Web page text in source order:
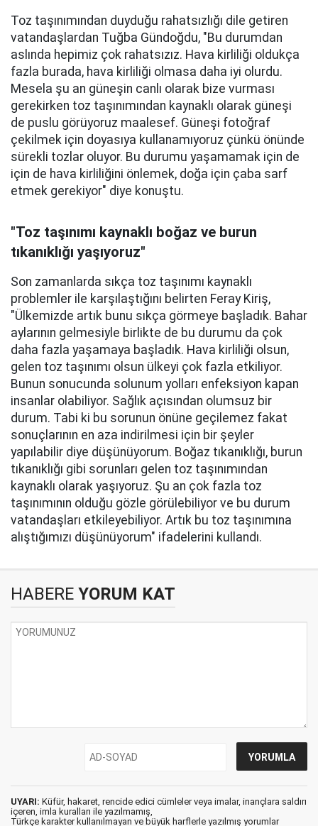
Toz taşınımından duyduğu rahatsızlığı dile getiren
vatandaşlardan Tuğba Gündoğdu, "Bu durumdan
aslında hepimiz çok rahatsızız. Hava kirliliği oldukça
fazla burada, hava kirliliği olmasa daha iyi olurdu.
Mesela şu an güneşin canlı olarak bize vurması
gerekirken toz taşınımından kaynaklı olarak güneşi
de puslu görüyoruz maalesef. Güneşi fotoğraf
çekilmek için doyasıya kullanamıyoruz çünkü önünde
sürekli tozlar oluyor. Bu durumu yaşamamak için de
için de hava kirliliğini önlemek, doğa için çaba sarf
etmek gerekiyor" diye konuştu.
"Toz taşınımı kaynaklı boğaz ve burun
tıkanıklığı yaşıyoruz"
Son zamanlarda sıkça toz taşınımı kaynaklı
problemler ile karşılaştığını belirten Feray Kiriş,
"Ülkemizde artık bunu sıkça görmeye başladık. Bahar
aylarının gelmesiyle birlikte de bu durumu da çok
daha fazla yaşamaya başladık. Hava kirliliği olsun,
gelen toz taşınımı olsun ülkeyi çok fazla etkiliyor.
Bunun sonucunda solunum yolları enfeksiyon kapan
insanlar olabiliyor. Sağlık açısından olumsuz bir
durum. Tabi ki bu sorunun önüne geçilemez fakat
sonuçlarının en aza indirilmesi için bir şeyler
yapılabilir diye düşünüyorum. Boğaz tıkanıklığı, burun
tıkanıklığı gibi sorunları gelen toz taşınımından
kaynaklı olarak yaşıyoruz. Şu an çok fazla toz
taşınımının olduğu gözle görülebiliyor ve bu durum
vatandaşları etkileyebiliyor. Artık bu toz taşınımına
alıştığımızı düşünüyorum" ifadelerini kullandı.
HABERE YORUM KAT
UYARI: Küfür, hakaret, rencide edici cümleler veya imalar, inançlara saldırı
içeren, imla kuralları ile yazılmamış,
Türkçe karakter kullanılmayan ve büyük harflerle yazılmış yorumlar